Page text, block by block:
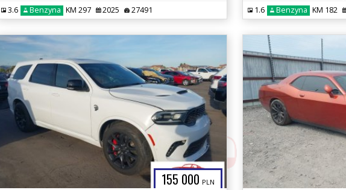
3.6 Benzyna KM 297 2025 27491 1.6 Benzyna KM 182
155 000 PLN